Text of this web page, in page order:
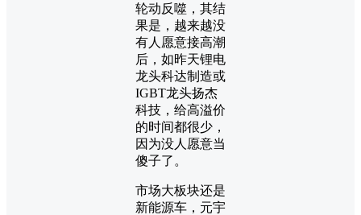
轮动反噬，其结
果是，越来越没
有人愿意接高潮
后，如昨天锂电
龙头科达制造或
IGBT龙头扬杰
科技，给高溢价
的时间都很少，
因为没人愿意当
傻子了。
市场大板块还是
新能源车，元宇